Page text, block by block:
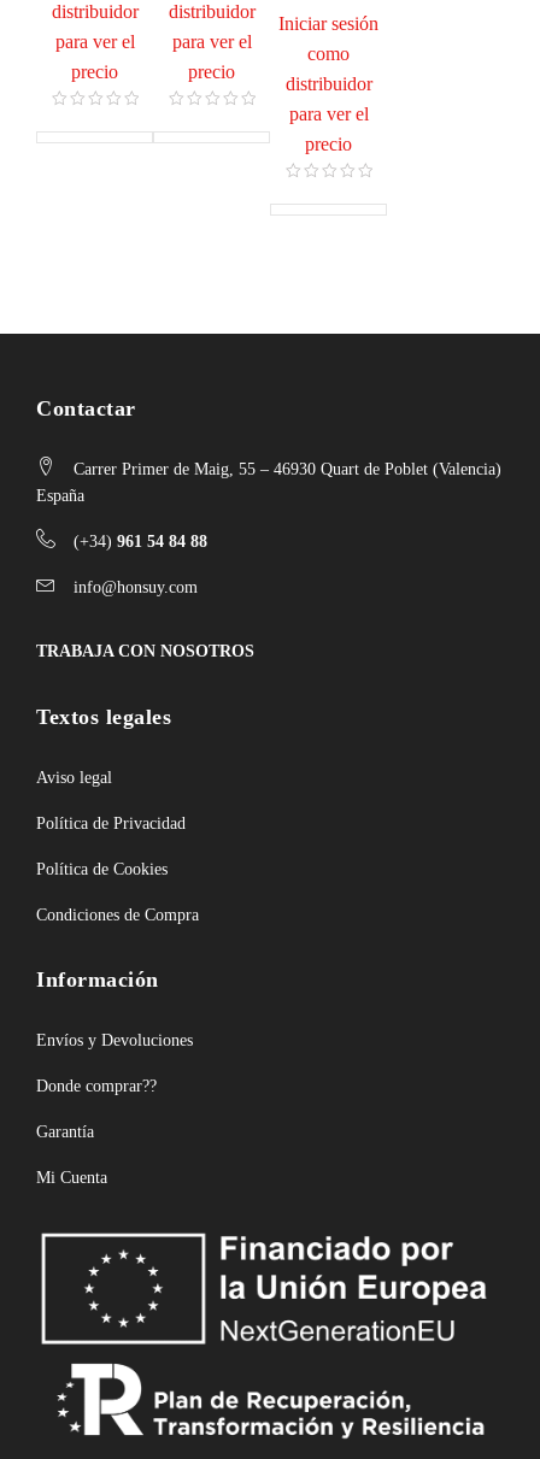
distribuidor
para ver el
precio
distribuidor
para ver el
precio
Iniciar sesión
como
distribuidor
para ver el
precio
Contactar
Carrer Primer de Maig, 55 – 46930 Quart de Poblet (Valencia)
España
(+34) 961 54 84 88
info@honsuy.com
TRABAJA CON NOSOTROS
Textos legales
Aviso legal
Política de Privacidad
Política de Cookies
Condiciones de Compra
Información
Envíos y Devoluciones
Donde comprar??
Garantía
Mi Cuenta